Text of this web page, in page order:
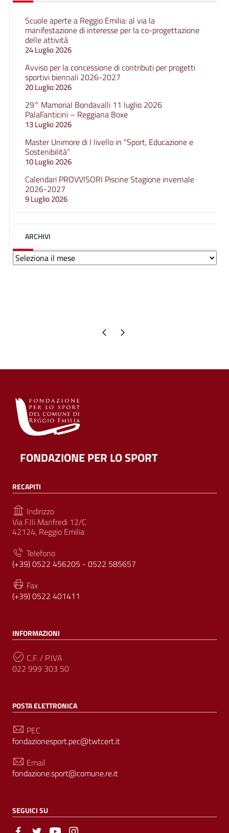
Scuole aperte a Reggio Emilia: al via la
manifestazione di interesse per la co-progettazione
delle attività
24 Luglio 2026
Avviso per la concessione di contributi per progetti
sportivi biennali 2026-2027
20 Luglio 2026
29° Mamorial Bondavalli 11 luglio 2026
PalaFanticini – Reggiana Boxe
13 Luglio 2026
Master Unimore di I livello in “Sport, Educazione e
Sostenibilità”
10 Luglio 2026
Calendari PROVVISORI Piscine Stagione invernale
2026-2027
9 Luglio 2026
ARCHIVI
Archivi
Pagina precedente
Pagina successiva
FONDAZIONE PER LO SPORT
RECAPITI
Indirizzo
Via F.lli Manfredi 12/C
42124, Reggio Emilia
Telefono
(+39) 0522 456205 - 0522 585657
Fax
(+39) 0522 401411
INFORMAZIONI
C.F. / P.IVA
022 999 303 50
POSTA ELETTRONICA
PEC
fondazionesport.pec@twtcert.it
Email
fondazione.sport@comune.re.it
SEGUICI SU